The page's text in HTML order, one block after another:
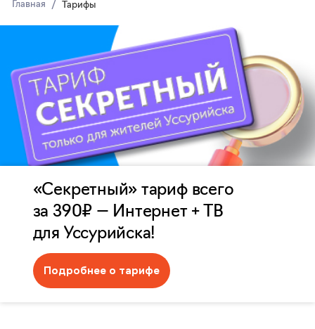
Главная Тарифы
«Секретный» тариф всего
за 390₽ — Интернет + ТВ
для Уссурийска!
Подробнее о тарифе